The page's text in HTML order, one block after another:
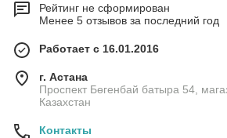
Рейтинг не сформирован
Менее 5 отзывов за последний год
Работает с 16.01.2016
г. Астана
Проспект Бөгенбай батыра 54,
Казахстан
Контакты